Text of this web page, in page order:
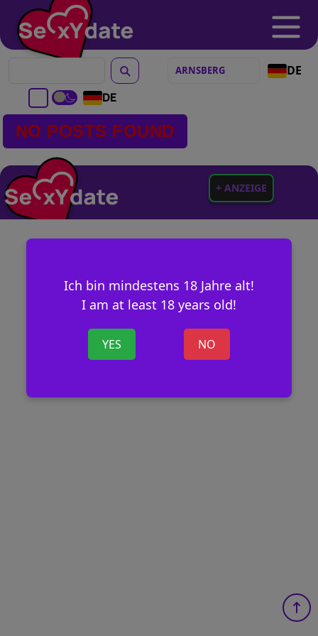
DE
DE
Ich bin mindestens 18 Jahre alt!
I am at least 18 years old!
YES NO
NO POSTS FOUND
+ ANZEIGE